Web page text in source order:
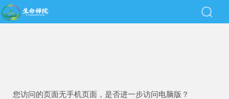
您访问的页面无手机页面，是否进一步访问电脑版？